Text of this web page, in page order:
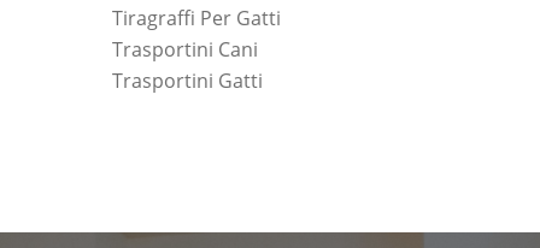
Tiragraffi Per Gatti
Trasportini Cani
Trasportini Gatti